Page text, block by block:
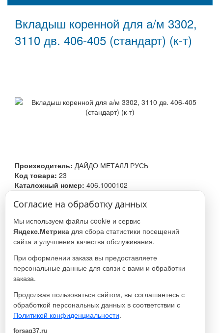
Вкладыш коренной для а/м 3302,
3110 дв. 406-405 (стандарт) (к-т)
Производитель: ДАЙДО МЕТАЛЛ РУСЬ
Код товара: 23
Каталожный номер: 406.1000102
1 370 руб.
В наличии
шт
В КОРЗИНУ
Согласие на обработку данных
Мы используем файлы cookie и сервис
Яндекс.Метрика для сбора статистики посещений
сайта и улучшения качества обслуживания.
При оформлении заказа вы предоставляете
персональные данные для связи с вами и обработки
заказа.
Продолжая пользоваться сайтом, вы соглашаетесь с
обработкой персональных данных в соответствии с
Политикой конфиденциальности.
forsag37.ru